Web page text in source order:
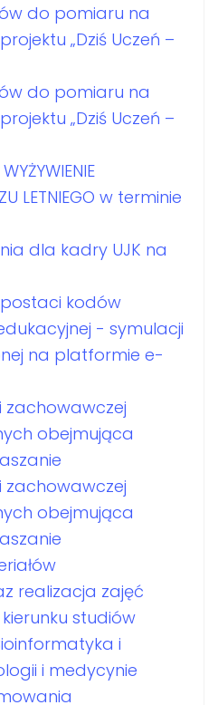
do pomiaru na
„Dziś Uczeń –
do pomiaru na
„Dziś Uczeń –
LETNIEGO w terminie
dla kadry UJK na
kodów
- symulacji
na platformie e-
zachowawczej
obejmująca
zachowawczej
obejmująca
realizacja zajęć
studiów
i
i medycynie